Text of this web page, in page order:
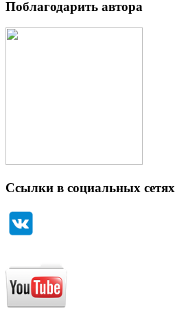
Поблагодарить автора
Ссылки в социальных сетях